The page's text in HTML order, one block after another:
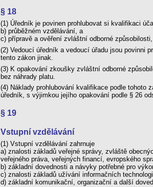
§ 18
(1) Úředník je povinen prohlubovat si kvalifikaci
b) průběžném vzdělávání, a
c) přípravě a ověření zvláštní odborné
(2) Vedoucí úředník a vedoucí úřadu jsou povinni
tento zákon jinak.
(3) K opakování zkoušky zvláštní odborné
bez náhrady platu.
(4) Náklady prohlubování kvalifikace podle tohoto
úředník, s výjimkou jejího opakování podle § 26
§ 19
Vstupní vzdělávání
(1) Vstupní vzdělávání zahrnuje
a) znalosti základů veřejné správy, zvláště
veřejného práva, veřejných financí, evropského
b) základní dovednosti a návyky potřebné pro
c) znalosti základů užívání informačních
d) základní komunikační, organizační a další